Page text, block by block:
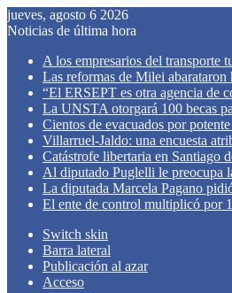
jueves, agosto 6 2026
Noticias de última hora
A los empresarios del transporte
Las reformas de Milei abarataron
“El ERSEPT es otra agencia de
La UNSTA otorgará 100 becas
Cientos de evacuados por
Villarruel-Jaldo: una encuesta
Catástrofe libertaria en Santiago
Al diputado Puglelli le preocupa
La diputada Marcela Pagano
El ente de control multiplicó por
Switch skin
Barra lateral
Publicación al azar
Acceso